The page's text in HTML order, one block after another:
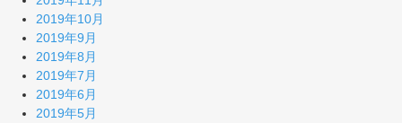
2019年10月
2019年9月
2019年8月
2019年7月
2019年6月
2019年5月